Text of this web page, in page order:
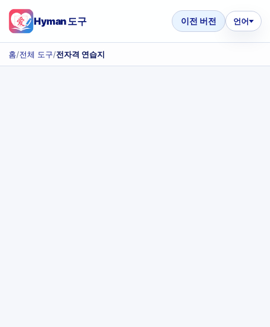
Hyman 도구 이전 버전 언어
홈/전체 도구/전자격 연습지